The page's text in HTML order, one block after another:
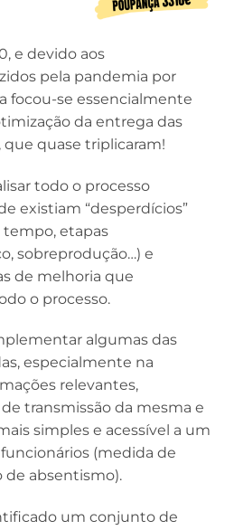
e devido aos
pela pandemia por
focou-se essencialmente
da entrega das
que quase triplicaram!
todo o processo
existiam “desperdícios”
tempo, etapas
sobreprodução…) e
de melhoria que
o processo.
algumas das
especialmente na
relevantes,
transmissão da mesma e
simples e acessível a um
(medida de
de absentismo).
um conjunto de